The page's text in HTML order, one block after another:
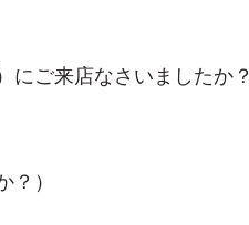
にご来店なさいましたか？
）